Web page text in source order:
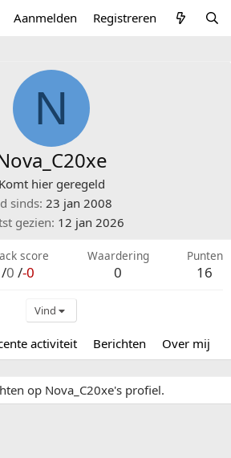
Aanmelden Registreren
N
Komt hier geregeld
sinds 23 jan 2008
gezien 12 jan 2026
score
/0 /-0
Waardering
0
Punten
16
Vind
activiteit Berichten Over mij
op Nova_C20xe's profiel.